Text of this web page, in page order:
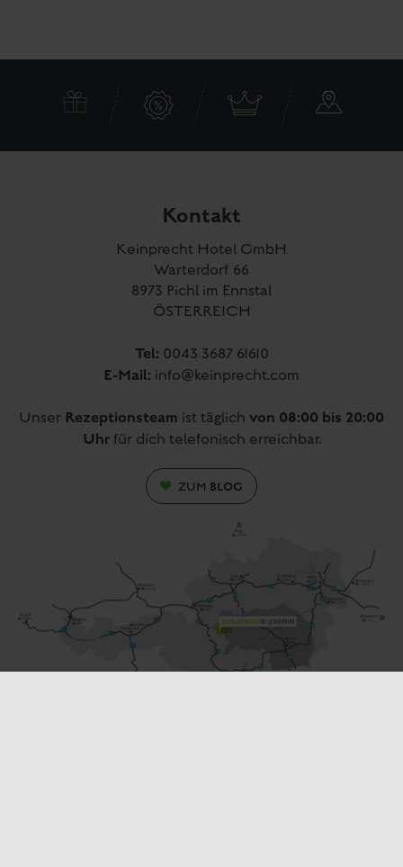
Kontakt
Keinprecht Hotel GmbH
Warterdorf 66
8973 Pichl im Ennstal
ÖSTERREICH
Tel: 0043 3687 61610
E-Mail: info@keinprecht.com
Unser Rezeptionsteam ist täglich von 08:00 bis 20:00
Uhrfür dich telefonisch erreichbar.
ZUM BLOG